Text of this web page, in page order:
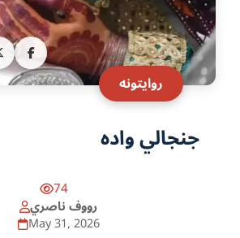
روایتونه
جنجالي واده
74
رووف ناصري
May 31, 2026